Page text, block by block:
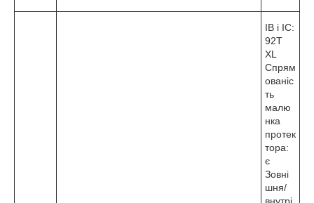
ІВ і ІС:
92T
XL
Спрям
ованіс
ть
малю
нка
протек
тора:
є
Зовні
шня/
внутрі